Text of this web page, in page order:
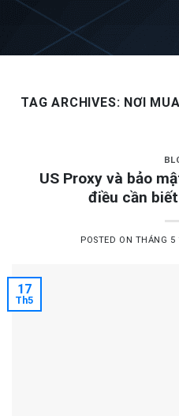
Skip
content
TAG ARCHIVES: NƠI
US Proxy và bảo
điều cần
POSTED ON THÁNG 5
17
Th5